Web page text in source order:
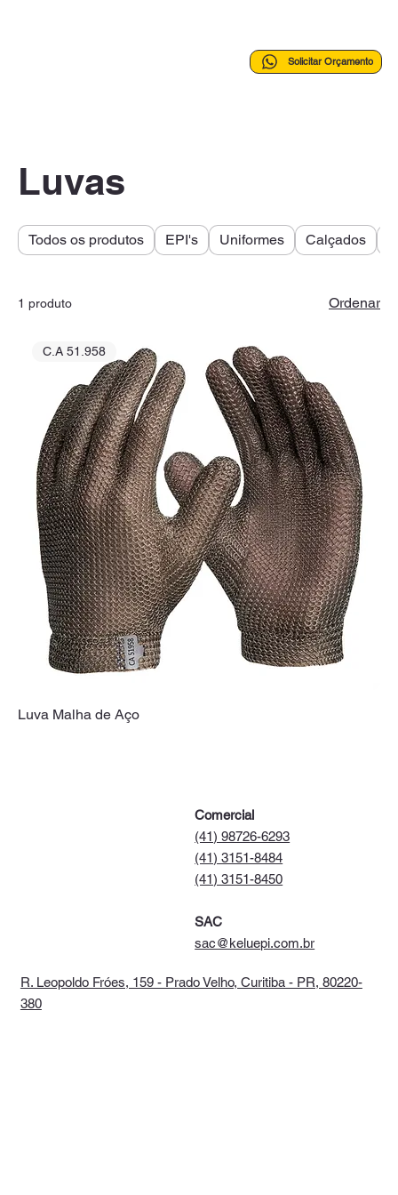
Solicitar Orçamento
Luvas
Todos os produtos EPI's Uniformes Calçados
1 produto Ordenar
C.A 51.958
Luva Malha de Aço
Comercial
(41) 98726-6293
(41) 3151-8484
(41) 3151-8450
SAC
sac@keluepi.com.br
R. Leopoldo Fróes, 159 - Prado Velho, Curitiba - PR, 80220-
380